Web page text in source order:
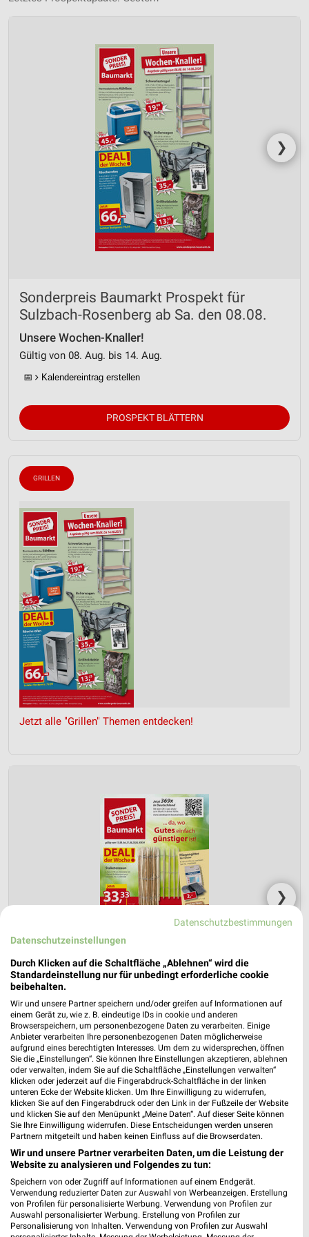
❯
Sonderpreis Baumarkt Prospekt für
Sulzbach-Rosenberg ab Sa. den 08.08.
Unsere Wochen-Knaller!
Gültig von 08. Aug. bis 14. Aug.
📅 Kalendereintrag erstellen
PROSPEKT BLÄTTERN
GRILLEN
Jetzt alle "Grillen" Themen entdecken!
❯
Sonderpreis Baumarkt Prospekt für
Sulzbach-Rosenberg ab Sa. den 15.08.
...da, wo Gutes einfach günstiger ist!
Gültig von 15. Aug. bis 21. Aug.
📅 Kalendereintrag erstellen
PROSPEKT BLÄTTERN
Datenschutzbestimmungen
Datenschutzeinstellungen
Durch Klicken auf die Schaltfläche „Ablehnen“ wird die
Standardeinstellung nur für unbedingt erforderliche cookie
beibehalten.
Wir und unsere Partner speichern und/oder greifen auf Informationen auf
einem Gerät zu, wie z. B. eindeutige IDs in cookie und anderen
Browserspeichern, um personenbezogene Daten zu verarbeiten. Einige
Anbieter verarbeiten Ihre personenbezogenen Daten möglicherweise
aufgrund eines berechtigten Interesses. Um dem zu widersprechen, öffnen
Sie die „Einstellungen“. Sie können Ihre Einstellungen akzeptieren, ablehnen
oder verwalten, indem Sie auf die Schaltfläche „Einstellungen verwalten“
klicken oder jederzeit auf die Fingerabdruck-Schaltfläche in der linken
unteren Ecke der Website klicken. Um Ihre Einwilligung zu widerrufen,
klicken Sie auf den Fingerabdruck oder den Link in der Fußzeile der Website
und klicken Sie auf den Menüpunkt „Meine Daten“. Auf dieser Seite können
Sie Ihre Einwilligung widerrufen. Diese Entscheidungen werden unseren
Partnern mitgeteilt und haben keinen Einfluss auf die Browserdaten.
Wir und unsere Partner verarbeiten Daten, um die Leistung der
Website zu analysieren und Folgendes zu tun:
Speichern von oder Zugriff auf Informationen auf einem Endgerät.
Verwendung reduzierter Daten zur Auswahl von Werbeanzeigen. Erstellung
von Profilen für personalisierte Werbung. Verwendung von Profilen zur
Auswahl personalisierter Werbung. Erstellung von Profilen zur
Personalisierung von Inhalten. Verwendung von Profilen zur Auswahl